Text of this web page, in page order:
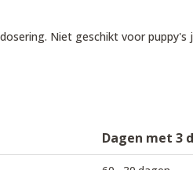
Niet geschikt voor
Dagen met 3